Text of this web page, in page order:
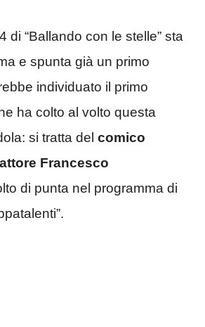
di “Ballando con le stelle” sta
e spunta già un primo
individuato il primo
ha colto al volto questa
si tratta del comico
Francesco
di punta nel programma di